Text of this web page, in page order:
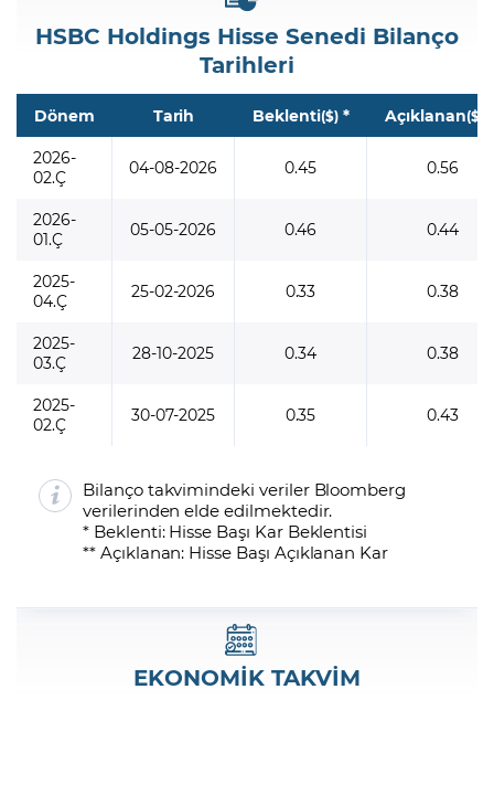
HSBC Holdings Hisse Senedi Bilanço
Tarihleri
Dönem Tarih Beklenti($)* Açıklanan($)
2026-
02.Ç
04-08-2026 0.45 0.56
2026-
01.Ç
05-05-2026 0.46 0.44
2025-
04.Ç
25-02-2026 0.33 0.38
2025-
03.Ç
28-10-2025 0.34 0.38
2025-
02.Ç
30-07-2025 0.35 0.43
Bilanço takvimindeki veriler Bloomberg
verilerinden elde edilmektedir.
* Beklenti: Hisse Başı Kar Beklentisi
** Açıklanan: Hisse Başı Açıklanan Kar
EKONOMİK TAKVİM